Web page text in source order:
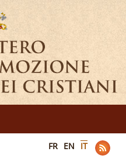
FR EN IT